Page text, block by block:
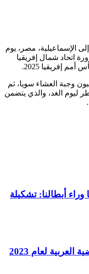
الوطني لأقل من 20 سنة إلى الإسماعيلية، مصر، يوم
دورة اتحاد شمال إفريقيا
وجبة العشاء سويا، ثم
ليوم الغد، والذي يتضمن
نحو قطر 2022.. كلنا وراء أبطالنا: تشكيلة
لعام 2023